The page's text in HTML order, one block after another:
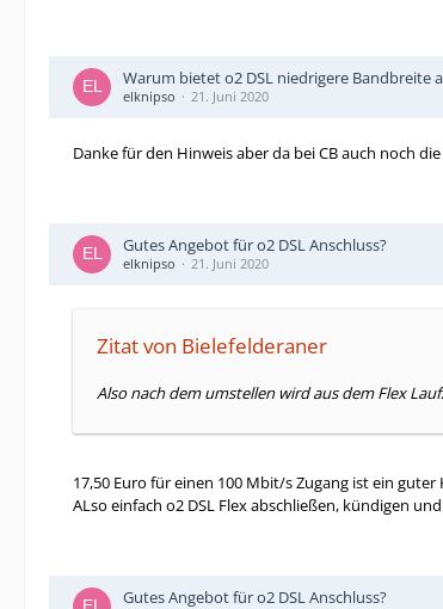
Warum bietet o2 DSL niedrigere Bandbreite
elknipso 21. Juni 2020
Danke für den Hinweis aber da bei CB auch noch
Gutes Angebot für o2 DSL Anschluss?
elknipso 21. Juni 2020
Zitat von Bielefelderaner
Also nach dem umstellen wird aus dem Flex
17,50 Euro für einen 100 Mbit/s Zugang ist ein guter
ALso einfach o2 DSL Flex abschließen, kündigen
Gutes Angebot für o2 DSL Anschluss?